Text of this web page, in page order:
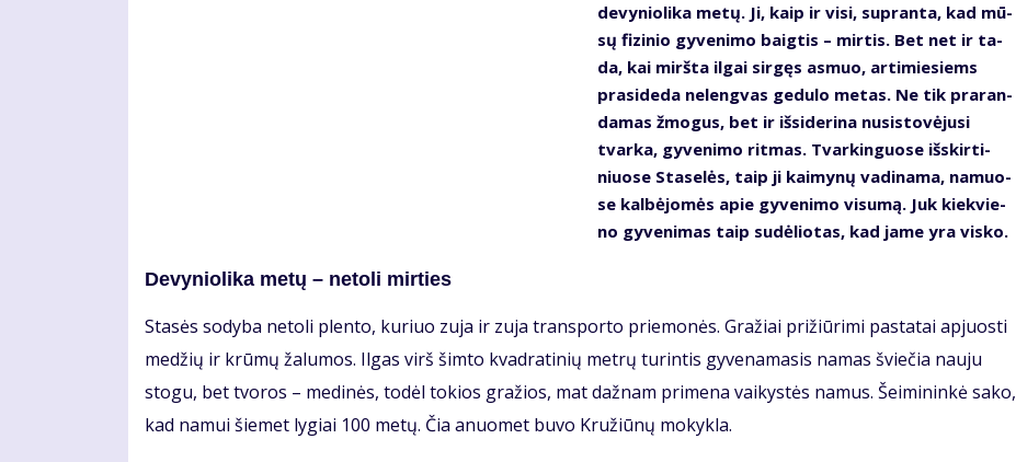
de­vy­nio­li­ka me­tų. Ji, kaip ir vi­si, su­pran­ta, kad mū­
sų fi­zi­nio gy­ve­ni­mo baig­tis – mir­tis. Bet net ir ta­
da, kai mirš­ta il­gai sir­gęs as­muo, ar­ti­mie­siems
pra­si­de­da ne­leng­vas ge­du­lo me­tas. Ne tik pra­ran­
da­mas žmo­gus, bet ir iš­si­de­ri­na nu­si­sto­vė­ju­si
tvar­ka, gy­ve­ni­mo rit­mas. Tvar­kin­guo­se iš­skir­ti­
niuo­se Sta­se­lės, taip ji kai­my­nų va­di­na­ma, na­muo­
se kal­bė­jo­mės apie gy­ve­ni­mo vi­su­mą. Juk kiek­vie­
no gy­ve­ni­mas taip su­dė­lio­tas, kad ja­me yra vis­ko.
De­vy­nio­li­ka me­tų – ne­to­li mir­ties
Sta­sės so­dy­ba ne­to­li plen­to, ku­riuo zu­ja ir zu­ja trans­por­to prie­mo­nės. Gra­žiai pri­žiū­ri­mi pa­sta­tai ap­juos­ti
me­džių ir krū­mų ža­lu­mos. Il­gas virš šim­to kvad­ra­ti­nių met­rų tu­rin­tis gy­ve­na­ma­sis na­mas švie­čia nau­ju
sto­gu, bet tvo­ros – me­di­nės, to­dėl to­kios gra­žios, mat daž­nam pri­me­na vai­kys­tės na­mus. Šei­mi­nin­kė sa­ko,
kad na­mui šie­met ly­giai 100 me­tų. Čia anuo­met bu­vo Kru­žiū­nų mo­kyk­la.